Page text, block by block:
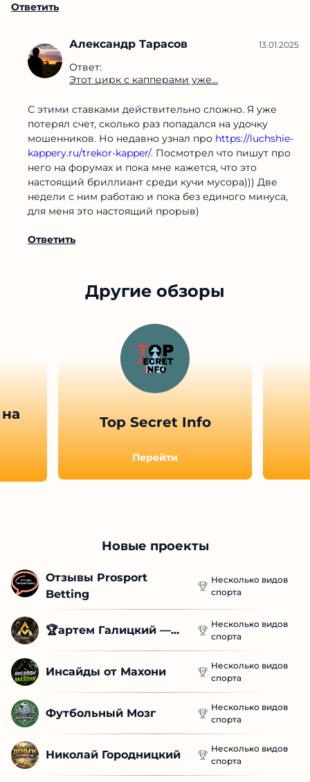
Ответить
Александр Тарасов
Ответ:
Этот цирк с капперами уже...
13.01.2025
С этими ставками действительно сложно. Я уже
потерял счет, сколько раз попадался на удочку
мошенников. Но недавно узнал про https://luchshie-
kappery.ru/trekor-kapper/. Посмотрел что пишут про
него на форумах и пока мне кажется, что это
настоящий бриллиант среди кучи мусора))) Две
недели с ним работаю и пока без единого минуса,
для меня это настоящий прорыв)
Ответить
Другие обзоры
Top Secret Info
Перейти
Новые проекты
Отзывы Prosport
Betting
Несколько видов
спорта
🏆артем Галицкий —...
Несколько видов
спорта
Инсайды от Махони
Несколько видов
спорта
Футбольный Мозг
Несколько видов
спорта
Николай Городницкий
Несколько видов
спорта